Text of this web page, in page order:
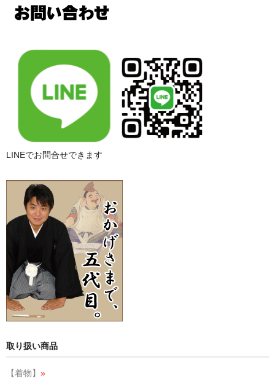
LINEでお問合せできます
取り扱い商品
【着物】 »